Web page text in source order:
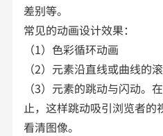
差别等。
常见的动画设计效果：
（1）色彩循环动画
（2）元素沿直线或曲线的
（3）元素的跳动与闪动。
止，这样跳动吸引浏览者
看清图像。